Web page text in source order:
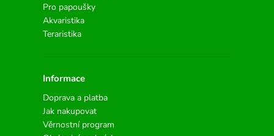
Pro papoušky
Akvaristika
Teraristika
Informace
Doprava a platba
Jak nakupovat
Věrnostní program